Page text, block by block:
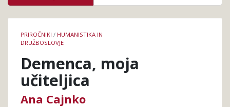
Podrobnosti
knjige
PRIROČNIKI / HUMANISTIKA IN
DRUŽBOSLOVJE
Demenca, moja
učiteljica
Ana Cajnko